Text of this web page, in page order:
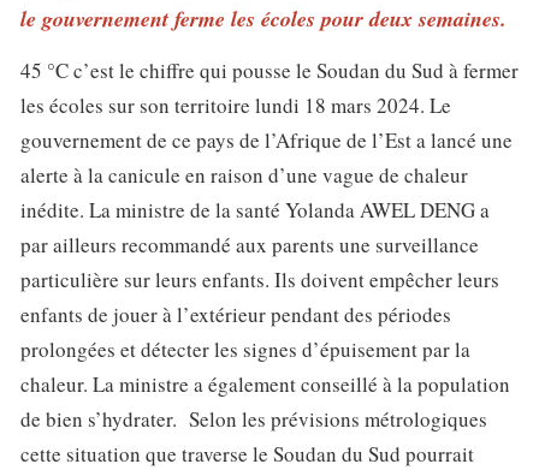
le gouvernement ferme les écoles pour deux semaines.
45 °C c’est le chiffre qui pousse le Soudan du Sud à fermer
les écoles sur son territoire lundi 18 mars 2024. Le
gouvernement de ce pays de l’Afrique de l’Est a lancé une
alerte à la canicule en raison d’une vague de chaleur
inédite. La ministre de la santé Yolanda AWEL DENG a
par ailleurs recommandé aux parents une surveillance
particulière sur leurs enfants. Ils doivent empêcher leurs
enfants de jouer à l’extérieur pendant des périodes
prolongées et détecter les signes d’épuisement par la
chaleur. La ministre a également conseillé à la population
de bien s’hydrater. Selon les prévisions métrologiques
cette situation que traverse le Soudan du Sud pourrait